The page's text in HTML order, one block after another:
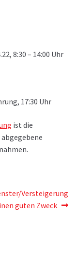
8:30 – 14:00 Uhr
17:30 Uhr
ist die
Versteigerung
guten Zweck